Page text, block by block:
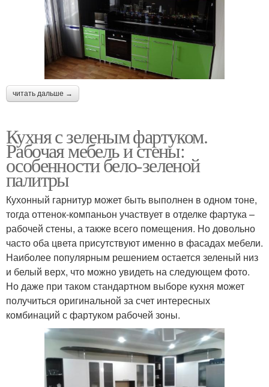
читать дальше →
Кухня с зеленым фартуком.
Рабочая мебель и стены:
особенности бело-зеленой
палитры
Кухонный гарнитур может быть выполнен в одном тоне,
тогда оттенок-компаньон участвует в отделке фартука –
рабочей стены, а также всего помещения. Но довольно
часто оба цвета присутствуют именно в фасадах мебели.
Наиболее популярным решением остается зеленый низ
и белый верх, что можно увидеть на следующем фото.
Но даже при таком стандартном выборе кухня может
получиться оригинальной за счет интересных
комбинаций с фартуком рабочей зоны.